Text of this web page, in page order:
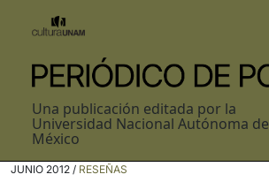
Una publicación editada por la
Universidad Nacional Autónoma de
México
JUNIO 2012 / RESEÑAS